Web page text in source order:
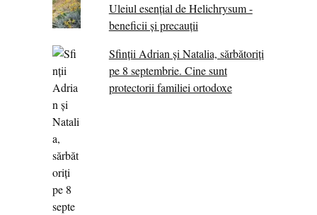
Uleiul esențial de Helichrysum -
beneficii și precauții
Sfinții Adrian și Natalia, sărbătoriți
pe 8 septembrie. Cine sunt
protectorii familiei ortodoxe